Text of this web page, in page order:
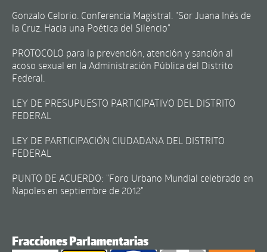
Gonzalo Celorio. Conferencia Magistral. "Sor Juana Inés de
la Cruz. Hacia una Poética del Silencio"
PROTOCOLO para la prevención, atención y sanción al
acoso sexual en la Administración Pública del Distrito
Federal.
LEY DE PRESUPUESTO PARTICIPATIVO DEL DISTRITO
FEDERAL
LEY DE PARTICIPACIÓN CIUDADANA DEL DISTRITO
FEDERAL
PUNTO DE ACUERDO: "Foro Urbano Mundial celebrado en
Napoles en septiembre de 2012"
Fracciones Parlamentarias